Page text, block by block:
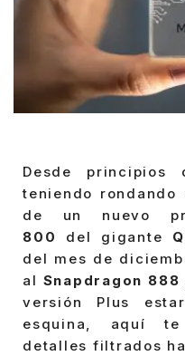
Desde principios
teniendo rondando
de un nuevo
800 del gigante
del mes de
al Snapdragon 888
versión Plus
esquina, aquí
detalles filtrados